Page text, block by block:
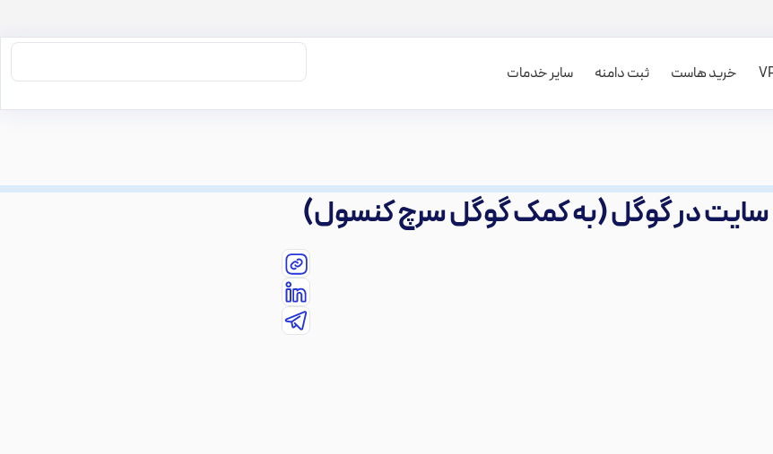
خرید هاست ثبت دامنه سایر خدمات
در گوگل (به کمک گوگل سرچ کنسول)